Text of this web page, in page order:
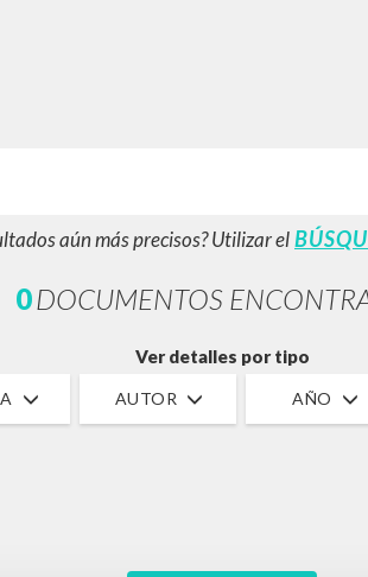
aún más precisos? Utilizar el
0DOCUMENTOS
Ver detalles por tipo
AUTOR AÑO